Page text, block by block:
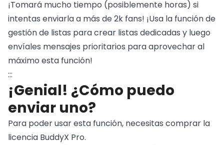
¡Tomará mucho tiempo (posiblemente horas) si
intentas enviarla a más de 2k fans! ¡Usa la función de
gestión de listas para crear listas dedicadas y luego
envíales mensajes prioritarios para aprovechar al
máximo esta función!
:::
¡Genial! ¿Cómo puedo
enviar uno?
Para poder usar esta función, necesitas comprar la
licencia BuddyX Pro.